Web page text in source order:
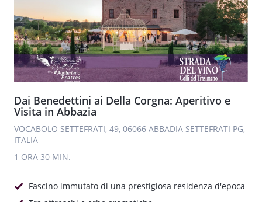
Dai Benedettini ai Della Corgna: Aperitivo e
Visita in Abbazia
VOCABOLO SETTEFRATI, 49, 06066 ABBADIA SETTEFRATI PG,
ITALIA
1 ORA 30 MIN.
Fascino immutato di una prestigiosa residenza d'epoca